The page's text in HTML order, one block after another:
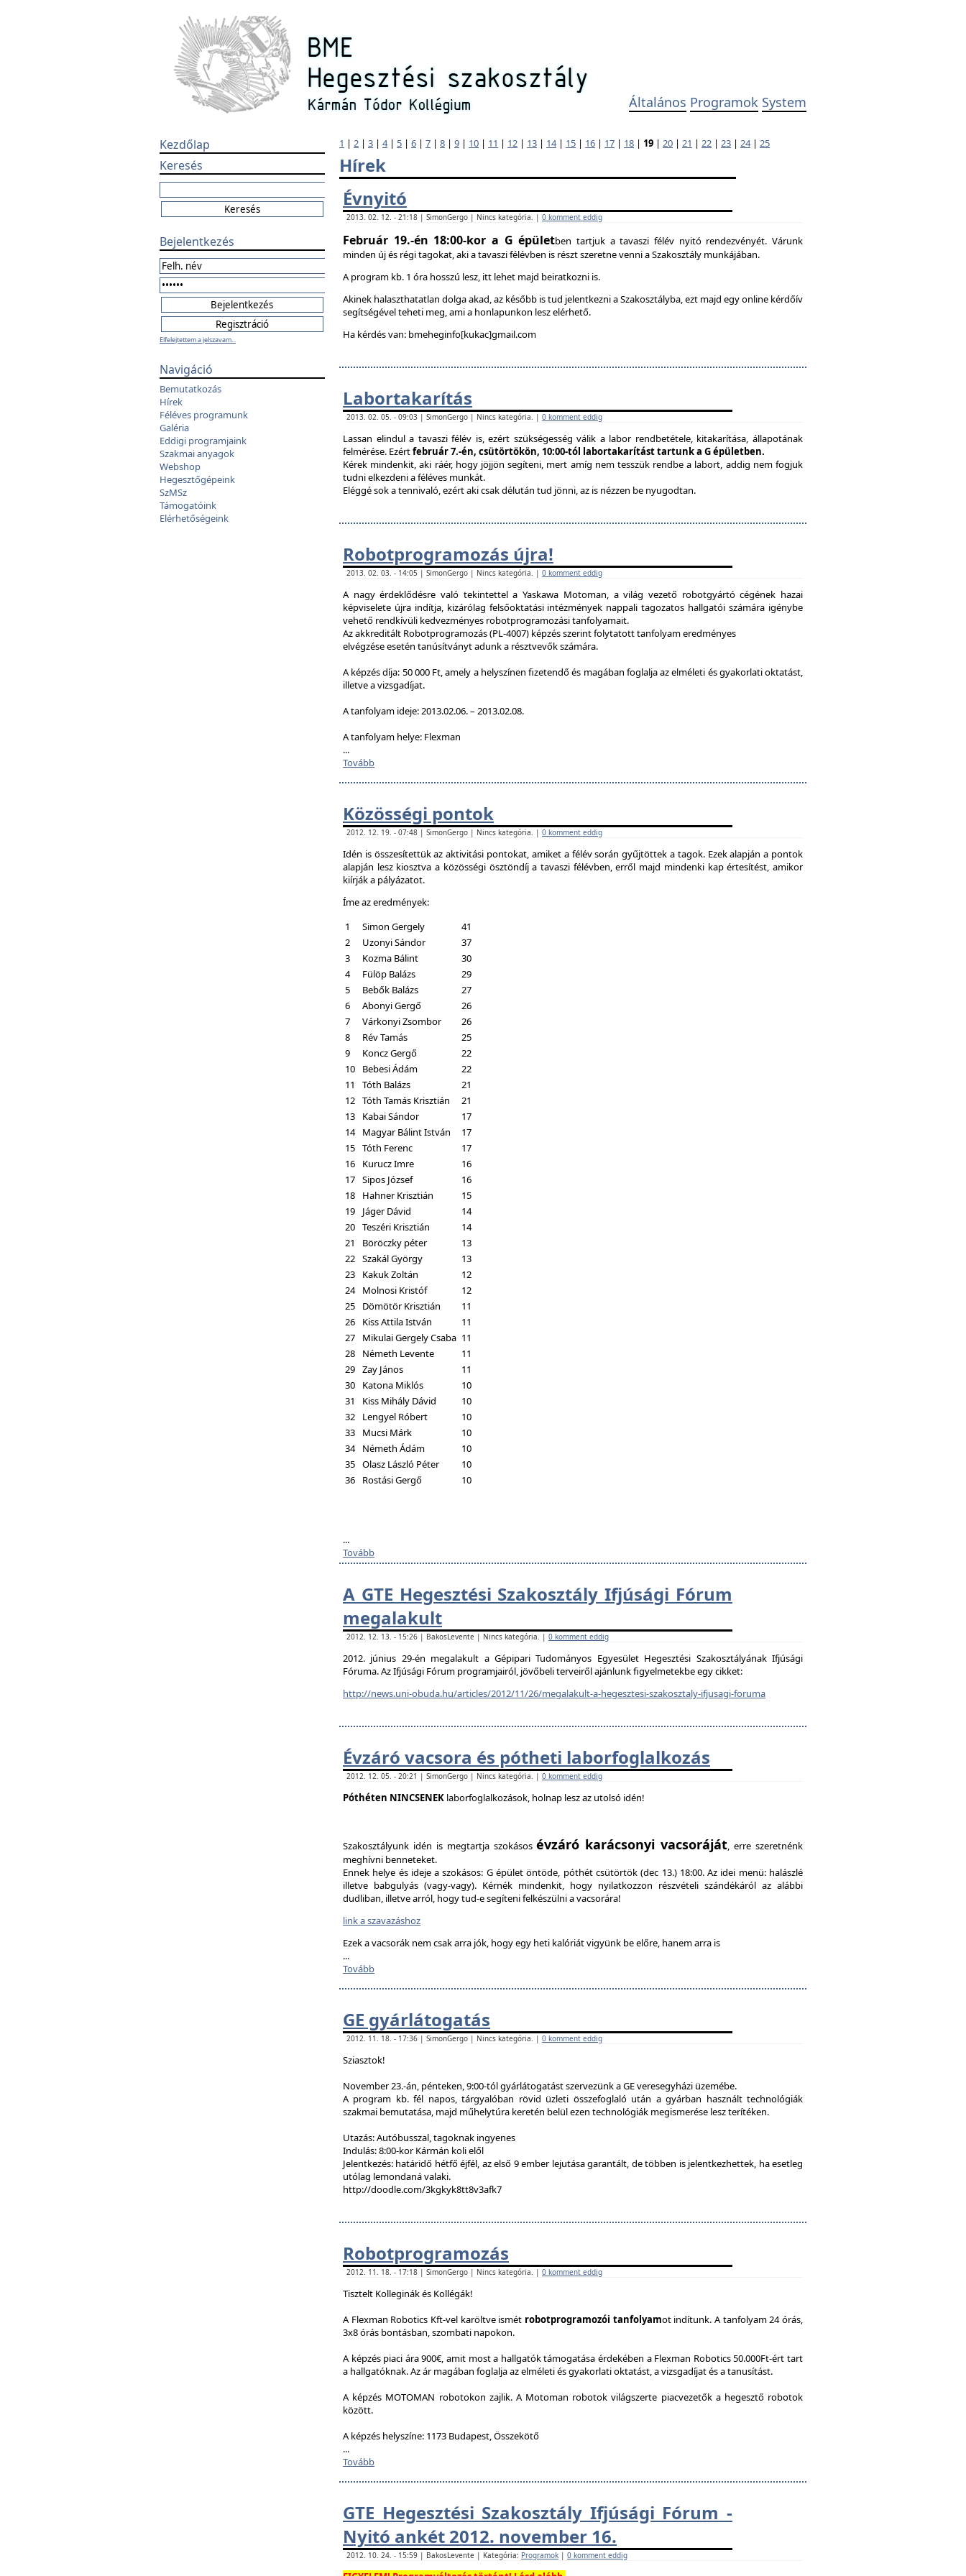
Általános Programok System
Kezdőlap
Keresés
Bejelentkezés
Elfelejtettem a jelszavam...
Navigáció
Bemutatkozás
Hírek
Féléves programunk
Galéria
Eddigi programjaink
Szakmai anyagok
Webshop
Hegesztőgépeink
SzMSz
Támogatóink
Elérhetőségeink
1 | 2 | 3 | 4| 5 | 6 | 7 | 8 | 9 | 10 | 11 | 12 | 13 | 14| 15 | 16 | 17 | 18 | 19 | 20 | 21 | 22 | 23 | 24| 25
Hírek
Évnyitó
2013. 02. 12. - 21:18 | SimonGergo | Nincs kategória. | 0 komment eddig
Február 19.-én 18:00-kor a G épületben tartjuk a tavaszi félév nyitó rendezvényét. Várunk
minden új és régi tagokat, aki a tavaszi félévben is részt szeretne venni a Szakosztály munkájában.
A program kb. 1 óra hosszú lesz, itt lehet majd beiratkozni is.
Akinek halaszthatatlan dolga akad, az később is tud jelentkezni a Szakosztályba, ezt majd egy online kérdőív
segítségével teheti meg, ami a honlapunkon lesz elérhető.
Ha kérdés van: bmeheginfo[kukac]gmail.com
Labortakarítás
2013. 02. 05. - 09:03 | SimonGergo | Nincs kategória. | 0 komment eddig
Lassan elindul a tavaszi félév is, ezért szükségesség válik a labor rendbetétele, kitakarítása, állapotának
felmérése. Ezértfebruár 7.-én, csütörtökön, 10:00-tól labortakarítást tartunk a G épületben.
Kérek mindenkit, aki ráér, hogy jöjjön segíteni, mert amíg nem tesszük rendbe a labort, addig nem fogjuk
tudni elkezdeni a féléves munkát.
Eléggé sok a tennivaló, ezért aki csak délután tud jönni, az is nézzen be nyugodtan.
Robotprogramozás újra!
2013. 02. 03. - 14:05 | SimonGergo | Nincs kategória. | 0 komment eddig
A nagy érdeklődésre való tekintettel a Yaskawa Motoman, a világ vezető robotgyártó cégének hazai
képviselete újra indítja, kizárólag felsőoktatási intézmények nappali tagozatos hallgatói számára igénybe
vehető rendkívüli kedvezményes robotprogramozási tanfolyamait.
Az akkreditált Robotprogramozás (PL-4007) képzés szerint folytatott tanfolyam eredményes
elvégzése esetén tanúsítványt adunk a résztvevők számára.
A képzés díja: 50 000 Ft, amely a helyszínen fizetendő és magában foglalja az elméleti és gyakorlati oktatást,
illetve a vizsgadíjat.
A tanfolyam ideje: 2013.02.06. – 2013.02.08.
A tanfolyam helye: Flexman
...
Tovább
Közösségi pontok
2012. 12. 19. - 07:48 | SimonGergo | Nincs kategória. | 0 komment eddig
Idén is összesítettük az aktivitási pontokat, amiket a félév során gyűjtöttek a tagok. Ezek alapján a pontok
alapján lesz kiosztva a közösségi ösztöndíj a tavaszi félévben, erről majd mindenki kap értesítést, amikor
kiírják a pályázatot.
Íme az eredmények:
1
Simon Gergely
41
2
Uzonyi Sándor
37
3
Kozma Bálint
30
4
Fülöp Balázs
29
5
Bebők Balázs
27
6
Abonyi Gergő
26
7
Várkonyi Zsombor
26
8
Rév Tamás
25
9
Koncz Gergő
22
10
Bebesi Ádám
22
11
Tóth Balázs
21
12 Tóth Tamás Krisztián
21
13
Kabai Sándor
17
14 Magyar Bálint István
17
15 Tóth Ferenc
17
16
Kurucz Imre
16
17 Sipos József
16
18
Hahner Krisztián
15
19
Jáger Dávid
14
20 Teszéri Krisztián
14
21
Böröczky péter
13
22 Szakál György
13
23
Kakuk Zoltán
12
24
Molnosi Kristóf
12
25
Dömötör Krisztián
11
26
Kiss Attila István
11
27
Mikulai Gergely Csaba 11
28
Németh Levente
11
29 Zay János
11
30
Katona Miklós
10
31
Kiss Mihály Dávid
10
32
Lengyel Róbert
10
33
Mucsi Márk
10
34
Németh Ádám
10
35 Olasz László Péter
10
36
Rostási Gergő 10
...
Tovább
A GTE Hegesztési Szakosztály Ifjúsági Fórum
megalakult
2012. 12. 13. - 15:26 | BakosLevente | Nincs kategória. | 0 komment eddig
2012. június 29-én megalakult a Gépipari Tudományos Egyesület Hegesztési Szakosztályának Ifjúsági
Fóruma. Az Ifjúsági Fórum programjairól, jövőbeli terveiről ajánlunk figyelmetekbe egy cikket:
http://news.uni-obuda.hu/articles/2012/11/26/megalakult-a-hegesztesi-szakosztaly-ifjusagi-foruma
Évzáró vacsora és pótheti laborfoglalkozás
2012. 12. 05. - 20:21 | SimonGergo | Nincs kategória. | 0 komment eddig
Póthéten NINCSENEK laborfoglalkozások, holnap lesz az utolsó idén!
Szakosztályunk idén is megtartja szokásosévzáró karácsonyi vacsoráját, erre szeretnénk
meghívni benneteket.
Ennek helye és ideje a szokásos: G épület öntöde, póthét csütörtök (dec 13.) 18:00. Az idei menü: halászlé
illetve babgulyás (vagy-vagy). Kérnék mindenkit, hogy nyilatkozzon részvételi szándékáról az alábbi
dudliban, illetve arról, hogy tud-e segíteni felkészülni a vacsorára!
link a szavazáshoz
Ezek a vacsorák nem csak arra jók, hogy egy heti kalóriát vigyünk be előre, hanem arra is
...
Tovább
GE gyárlátogatás
2012. 11. 18. - 17:36 | SimonGergo | Nincs kategória. | 0 komment eddig
Sziasztok!
November 23.-án, pénteken, 9:00-tól gyárlátogatást szervezünk a GE veresegyházi üzemébe.
A program kb. fél napos, tárgyalóban rövid üzleti összefoglaló után a gyárban használt technológiák
szakmai bemutatása, majd műhelytúra keretén belül ezen technológiák megismerése lesz terítéken.
Utazás: Autóbusszal, tagoknak ingyenes
Indulás: 8:00-kor Kármán koli elől
Jelentkezés: határidő hétfő éjfél, az első 9 ember lejutása garantált, de többen is jelentkezhettek, ha esetleg
utólag lemondaná valaki.
http://doodle.com/3kgkyk8tt8v3afk7
Robotprogramozás
2012. 11. 18. - 17:18 | SimonGergo | Nincs kategória. | 0 komment eddig
Tisztelt Kolleginák és Kollégák!
A Flexman Robotics Kft-vel karöltve ismét robotprogramozói tanfolyamot indítunk. A tanfolyam 24 órás,
3x8 órás bontásban, szombati napokon.
A képzés piaci ára 900€, amit most a hallgatók támogatása érdekében a Flexman Robotics 50.000Ft-ért tart
a hallgatóknak. Az ár magában foglalja az elméleti és gyakorlati oktatást, a vizsgadíjat és a tanusítást.
A képzés MOTOMAN robotokon zajlik. A Motoman robotok világszerte piacvezetők a hegesztő robotok
között.
A képzés helyszíne: 1173 Budapest, Összekötő
...
Tovább
GTE Hegesztési Szakosztály Ifjúsági Fórum -
Nyitó ankét 2012. november 16.
2012. 10. 24. - 15:59 | BakosLevente | Kategória: Programok | 0 komment eddig